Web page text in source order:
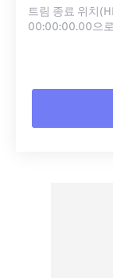
트림 종료 위치
00:00:00.00으